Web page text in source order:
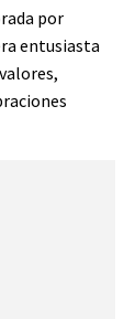
por
entusiasta